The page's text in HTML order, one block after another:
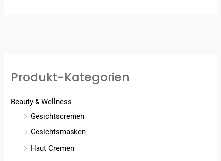
Produkt-Kategorien
Beauty & Wellness
Gesichtscremen
Gesichtsmasken
Haut Cremen